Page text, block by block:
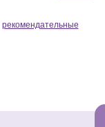
рекомендательные